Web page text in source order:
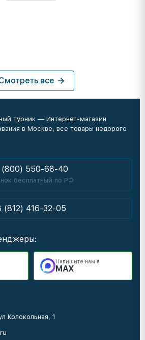
все
турник — Интернет-магазин
в Москве, все товары недорого
550-68-40
бесплатный по РФ
(812) 416-32-05
Напишите нам в
MAX
Колокольная, 1